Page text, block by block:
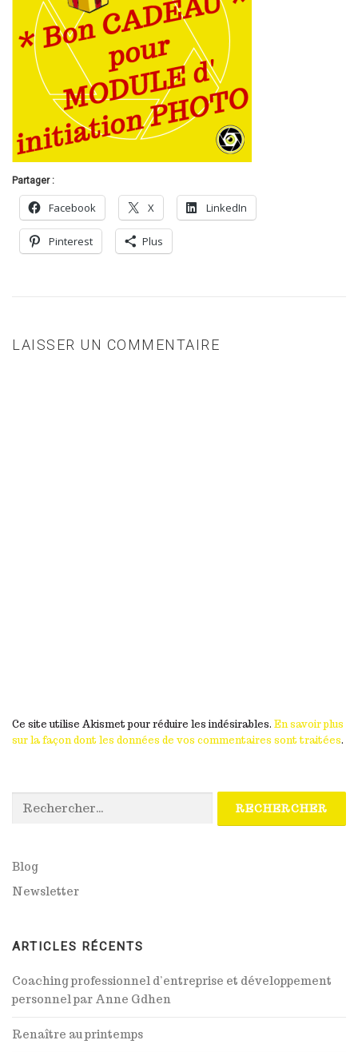
Partager :
Facebook X LinkedIn
Pinterest Plus
LAISSER UN COMMENTAIRE
Ce site utilise Akismet pour réduire les indésirables. En savoir plus
sur la façon dont les données de vos commentaires sont traitées.
Blog
Newsletter
ARTICLES RÉCENTS
Coaching professionnel d’entreprise et développement
personnel par Anne Gdhen
Renaître au printemps